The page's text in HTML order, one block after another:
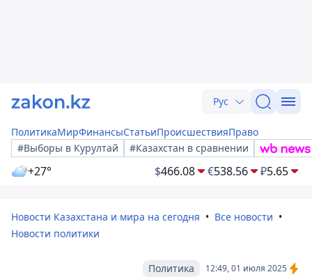
Рус
ПолитикаМирФинансыСтатьиПроисшествияПраво
#Выборы в Курултай
#Казахстан в сравнении
+27° $466.08 €538.56 ₽5.65
Новости Казахстана и мира на сегодня
Все новости
Новости политики
12:49, 01 июля 2025
Политика